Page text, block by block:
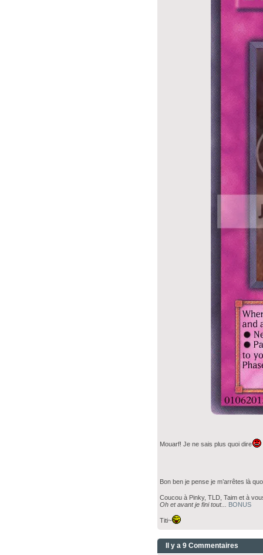
Mouarf! Je ne sais plus quoi dire
Bon ben je pense je m’arrêtes là
Coucou à Pinky, TLD, Taim et à
Oh et avant je fini tout... BONUS
Titi~
Il y a 9 Commentaires